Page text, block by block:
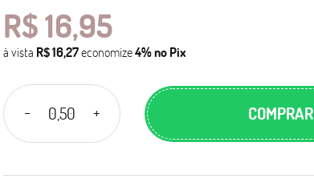
R$ 16,95
à vista R$ 16,27economize4%no Pix
COMPRAR